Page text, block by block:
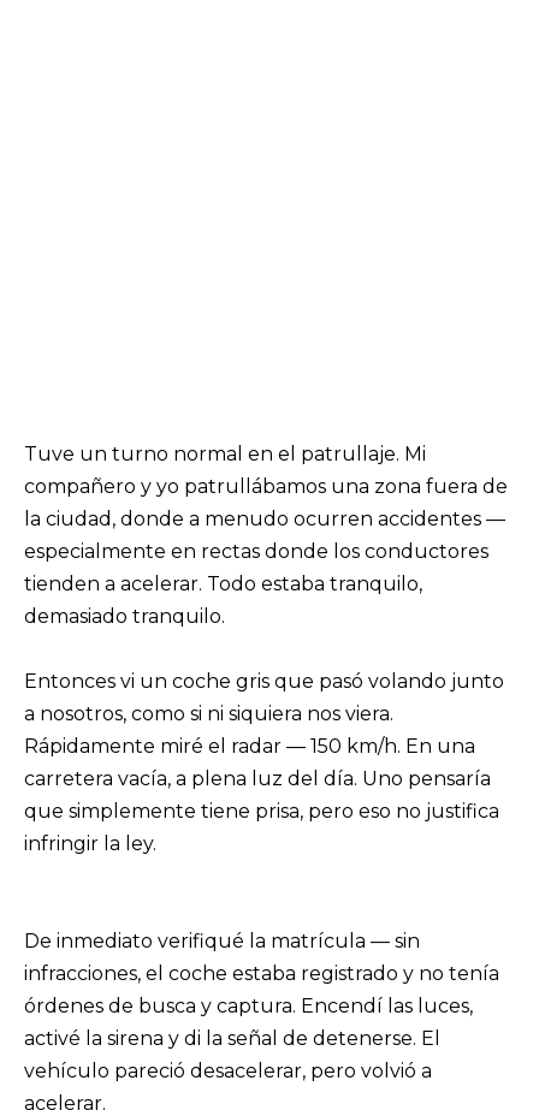
Tuve un turno normal en el patrullaje. Mi
compañero y yo patrullábamos una zona fuera de
la ciudad, donde a menudo ocurren accidentes —
especialmente en rectas donde los conductores
tienden a acelerar. Todo estaba tranquilo,
demasiado tranquilo.
Entonces vi un coche gris que pasó volando junto
a nosotros, como si ni siquiera nos viera.
Rápidamente miré el radar — 150 km/h. En una
carretera vacía, a plena luz del día. Uno pensaría
que simplemente tiene prisa, pero eso no justifica
infringir la ley.
De inmediato verifiqué la matrícula — sin
infracciones, el coche estaba registrado y no tenía
órdenes de busca y captura. Encendí las luces,
activé la sirena y di la señal de detenerse. El
vehículo pareció desacelerar, pero volvió a
acelerar.